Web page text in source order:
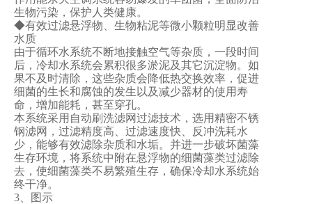
生物污染，保护人类健康。
◆有效过滤悬浮物、生物粘泥等微小颗粒明显改善
水质
由于循环水系统不断地接触空气等杂质，一段时间
后，冷却水系统会累积很多淤泥及其它沉淀物。如
果不及时清除，这些杂质会降低热交换效率，促进
细菌的生长和腐蚀的发生以及减少器材的使用寿
命，增加能耗，甚至穿孔。
本系统采用自动刷洗滤网过滤技术，选用精密不锈
钢滤网，过滤精度高、过滤速度快、反冲洗耗水
少，能够有效滤除杂质和水垢。并进一步破坏菌藻
生存环境，将系统中附在悬浮物的细菌藻类过滤除
去，使细菌藻类不易繁殖生存，确保冷却水系统始
终干净。
3、图示